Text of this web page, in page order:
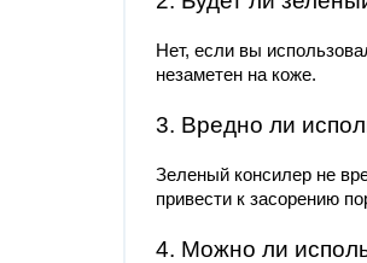
Нет, если вы
незаметен на коже.
3. Вредно ли
Зеленый консилер не
привести к засорению
4. Можно ли